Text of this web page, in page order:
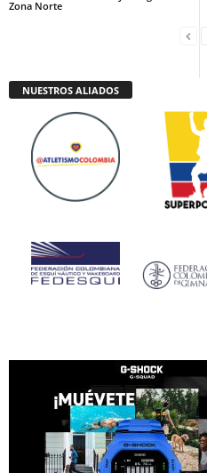
Zona Norte
NUESTROS ALIADOS